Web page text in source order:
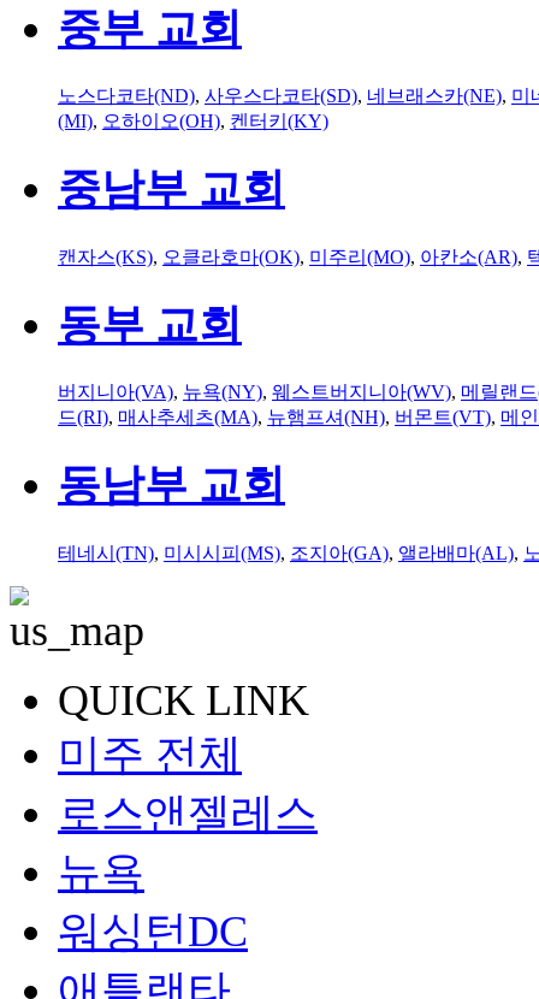
중부 교회
노스다코타(ND), 사우스다코타(SD), 네브래스카(NE), 미
(MI), 오하이오(OH), 켄터키(KY)
중남부 교회
캔자스(KS), 오클라호마(OK), 미주리(MO), 아칸소(AR),
동부 교회
버지니아(VA), 뉴욕(NY), 웨스트버지니아(WV), 메릴랜
드(RI), 매사추세츠(MA), 뉴햄프셔(NH), 버몬트(VT), 메
동남부 교회
테네시(TN), 미시시피(MS), 조지아(GA), 앨라배마(AL),
QUICK LINK
미주 전체
로스앤젤레스
뉴욕
워싱턴DC